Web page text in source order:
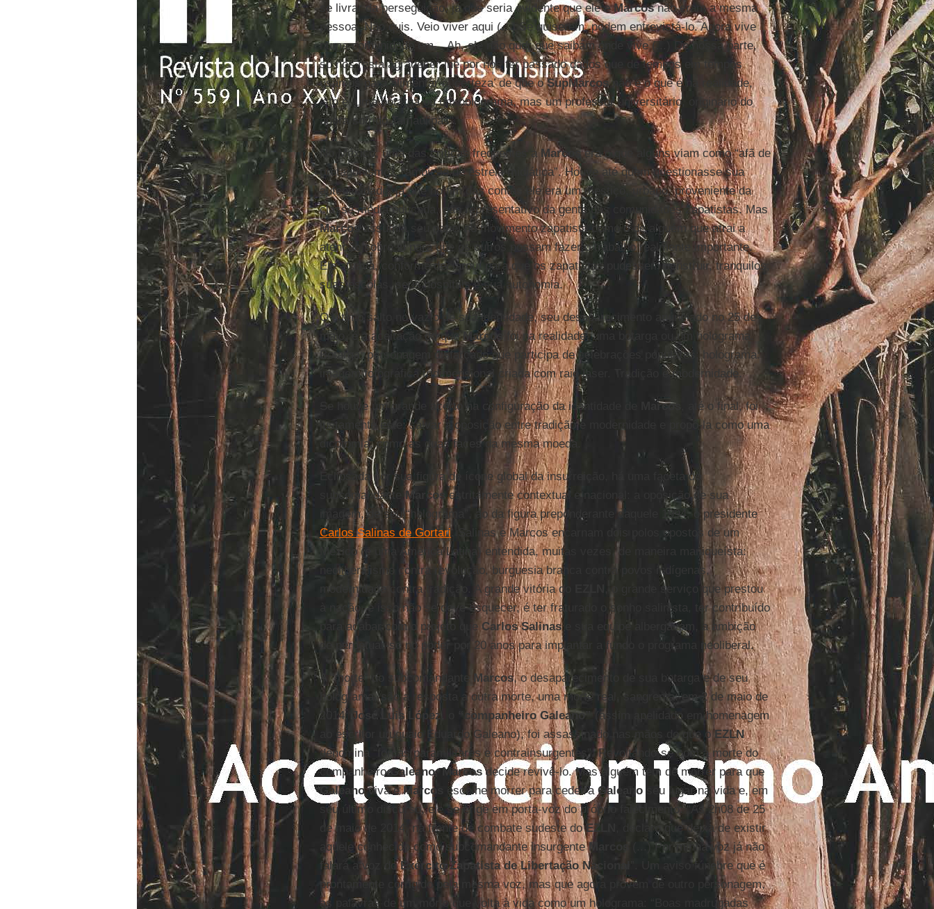
se livrar da perseguição, já que seria evidente que ele eMarcosnão eram a mesma
pessoa. Não quis. Veio viver aqui (...) Se quiserem, podem entrevistá-lo. Agora vive
numa comunidade em... Ah, ele não quer que saibam onde vive (...) De nossa parte,
só nos resta agradecer-lhe por nos ter passado dados que de tempos em tempos
usamos para alimentar a ‘certeza’ de que oSupMarcosnão é o que é na realidade,
isto é, uma botarga ou um holograma, mas um professor universitário, originário do
agora sofrido Tamaulipas”.
No México, uma das críticas frequentes aMarcosera o que alguns viam como “afã de
protagonismo”, “ambição de estrela midiática”. Houve até quem questionasse sua
autenticidade, já que no fim das contas ele era um mestiço, urbano, proveniente da
classe média educada, não representativo da gente das comunidades zapatistas. Mas
Marcosassumia seu papel no movimento zapatista como o de alguém que atrai a
atenção sobre si para que os outros possam fazer o trabalho realmente importante.
Ele atuava, conforme declarou, para que os zapatistas pudessem construir, tranquilos,
suas escolas, seus hospitais e sua autonomia.
O último salto no vazio de sua identidade, seu desaparecimento anunciado no 25 de
maio, é a aceitação do queMarcos
foi na realidade: uma botarga ou um holograma.
Botarga: personagem disfarçado que participa de celebrações populares; holograma:
imagem fotográfica tridimensional criada com raio laser. Tradição e modernidade.
Se houve um grande acerto na configuração da identidade de Marcos
, até o final, foi
justamente este: salvar a oposição entre tradição e modernidade e propô-la como uma
dicotomia, como as duas faces da mesma moeda.
Eclipsada por sua figura de ícone global da insurreição, há uma faceta do
subcomandante Marcos estritamente contextual e nacional: a oposição de sua
imagem, de seu “holograma”, ao da figura preponderante daquele 1994, o presidente
Carlos Salinas de Gortari. Salinas e Marcos encarnam dois polos opostos de um
México (e uma América Latina) entendida, muitas vezes, de maneira maniqueísta:
neoliberalismo contra revolução, burguesia branca contra povos indígenas,
modernidade contra tradição. A grande vitória do
, o grande serviço que prestou
à nação, e isso não se deve esquecer, é ter fraturado o sonho salinista, ter contribuído
para acabar com o projeto que Carlos Salinase sua equipe albergavam, a ambição
de perpetuar-se no poder por 20 anos para implantar a fundo o programa neoliberal.
A “morte” do subcomandante Marcos, o desaparecimento de sua botarga e de seu
holograma, são a resposta a outra morte, uma morte real, sangrenta: em 2 de maio de
2014, José Luis López “companheiro Galeano”
(assim apelidado em homenagem
ao escritor uruguaio Eduardo Galeano), foi assassinado nas mãos do que oEZLN
denomina “forças paramilitares e contrainsurgentes”. Revoltando-se com a morte do
companheiroGaleano,Marcosdecide revivê-lo. Mas alguém tem de morrer para que
Galeanoviva eMarcos escolhe morrer para ceder aGaleanoseu lugar na vida e, em
seu último discurso, ele se erige em porta-voz do próprio falecimento: “Às 2h08 de 25
de maio de 2014, na frente de combate sudeste doEZLN
, declaro que deixa de existir
aquele conhecido como subcomandante insurgenteMarcos
(...) Por minha voz já não
falará a voz doExército Zapatista de Libertação Nacional
”. Um aviso fúnebre que é
prontamente corrigido pela mesma voz, mas que agora provém de outro personagem,
as palavras de um morto que volta à vida como um holograma: “Boas madrugadas